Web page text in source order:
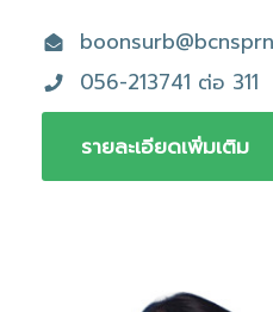
056-213741 ต่อ 311
รายละเอียดเพิ่มเติม